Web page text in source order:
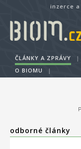
inzerce
ČLÁNKY A ZPRÁVY |
O BIOMU
|
odborné články